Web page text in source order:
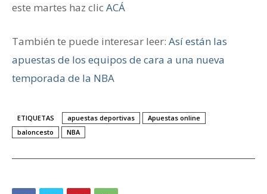
este martes haz clic ACÁ
También te puede interesar leer: Así están las
apuestas de los equipos de cara a una nueva
temporada de la NBA
ETIQUETAS apuestas deportivas
Apuestas online
baloncesto
NBA